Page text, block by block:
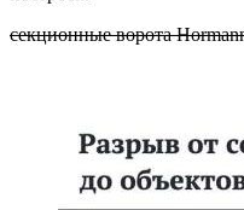
секционные ворота